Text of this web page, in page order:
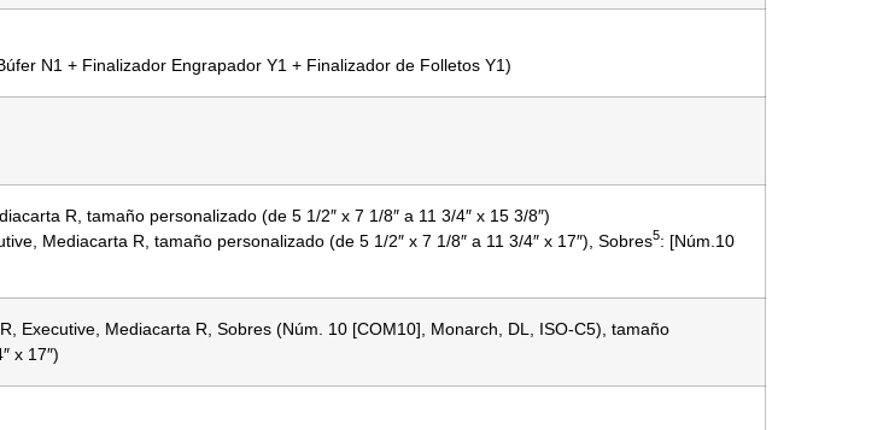
N1 + Finalizador Engrapador Y1 + Finalizador de Folletos Y1)
R, tamaño personalizado (de 5 1/2″ x 7 1/8″ a 11 3/4″ x 15 3/8″)
Mediacarta R, tamaño personalizado (de 5 1/2″ x 7 1/8″ a 11 3/4″ x 17″), Sobres5: [Núm.10
Executive, Mediacarta R, Sobres (Núm. 10 [COM10], Monarch, DL, ISO-C5), tamaño
x 17″)